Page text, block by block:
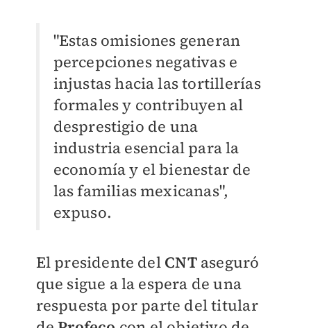
"Estas omisiones generan
percepciones negativas e
injustas hacia las tortillerías
formales y contribuyen al
desprestigio de una
industria esencial para la
economía y el bienestar de
las familias mexicanas",
expuso.
El presidente del CNT aseguró
que sigue a la espera de una
respuesta por parte del titular